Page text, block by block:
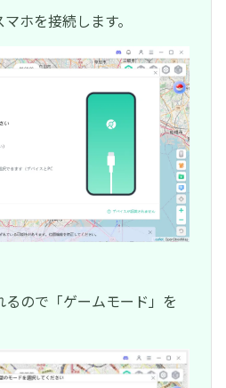
ホを接続します。
ので「ゲームモード」を